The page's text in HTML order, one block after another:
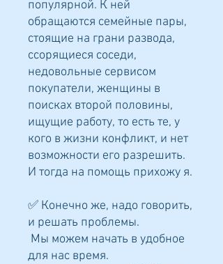
популярной. К ней
обращаются семейные пары,
стоящие на грани развода,
ссорящиеся соседи,
недовольные сервисом
покупатели, женщины в
поисках второй половины,
ищущие работу, то есть те, у
кого в жизни конфликт, и нет
возможности его разрешить.
И тогда на помощь прихожу я.
✅ Конечно же, надо говорить,
и решать проблемы.
Мы можем начать в удобное
для нас время.